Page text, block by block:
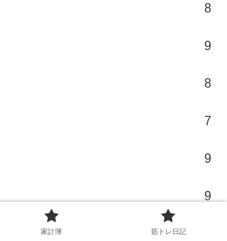
8
9
8
7
9
9
家計簿 筋トレ日記